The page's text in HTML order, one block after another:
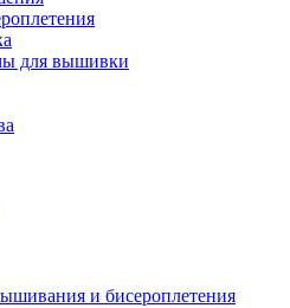
для вышивки
и бисероплетения